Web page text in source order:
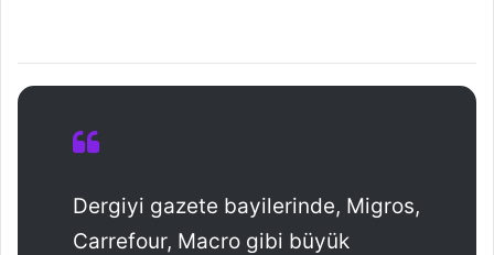
Dergiyi gazete bayilerinde, Migros,
Carrefour, Macro gibi büyük